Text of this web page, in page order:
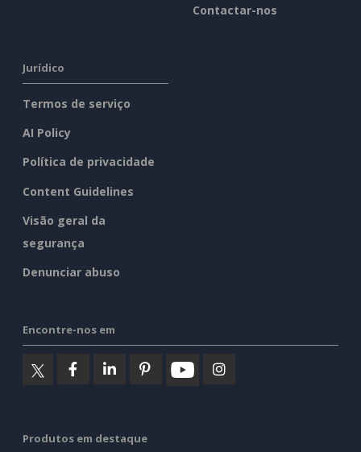
Contactar-nos
Jurídico
Termos de serviço
AI Policy
Política de privacidade
Content Guidelines
Visão geral da
segurança
Denunciar abuso
Encontre-nos em
Produtos em destaque